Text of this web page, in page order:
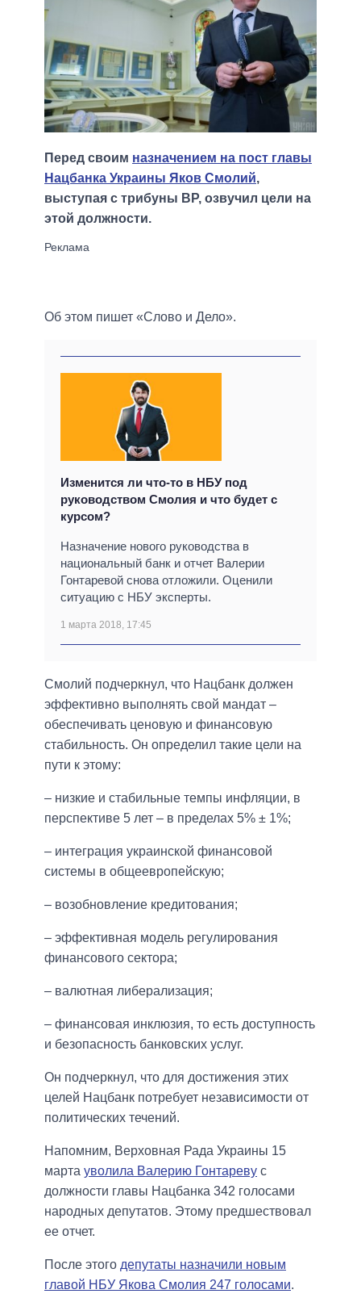
Перед своим назначением на пост главы
Нацбанка Украины Яков Смолий,
выступая с трибуны ВР, озвучил цели на
этой должности.
Об этом пишет «Слово и Дело».
Изменится ли что-то в НБУ под
руководством Смолия и что будет с
курсом?
Назначение нового руководства в
национальный банк и отчет Валерии
Гонтаревой снова отложили. Оценили
ситуацию с НБУ эксперты.
1 марта 2018, 17:45
Смолий подчеркнул, что Нацбанк должен
эффективно выполнять свой мандат –
обеспечивать ценовую и финансовую
стабильность. Он определил такие цели на
пути к этому:
– низкие и стабильные темпы инфляции, в
перспективе 5 лет – в пределах 5% ± 1%;
– интеграция украинской финансовой
системы в общеевропейскую;
– возобновление кредитования;
– эффективная модель регулирования
финансового сектора;
– валютная либерализация;
– финансовая инклюзия, то есть доступность
и безопасность банковских услуг.
Он подчеркнул, что для достижения этих
целей Нацбанк потребует независимости от
политических течений.
Напомним, Верховная Рада Украины 15
марта уволила Валерию Гонтареву с
должности главы Нацбанка 342 голосами
народных депутатов. Этому предшествовал
ее отчет.
После этого депутаты назначили новым
главой НБУ Якова Смолия 247 голосами.